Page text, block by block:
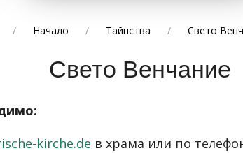
Начало Тайнства Свето
Свето Венчание
kirche.de в храма или по